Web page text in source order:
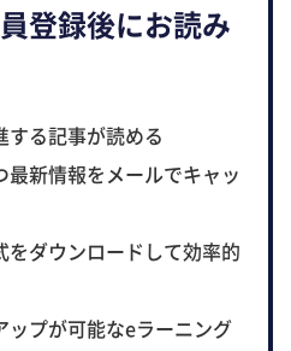
登録後にお読み
る記事が読める
新情報をメールでキャッ
ダウンロードして効率的
ップが可能なeラーニング